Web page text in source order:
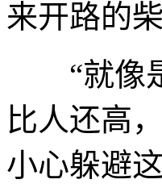
来开路的柴
“就像是
比人还高
小心躲避